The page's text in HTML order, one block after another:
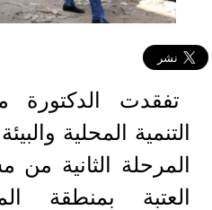
تفقدت
التنمية المحلية
المرحلة الثانية
العتبة بمنطقة